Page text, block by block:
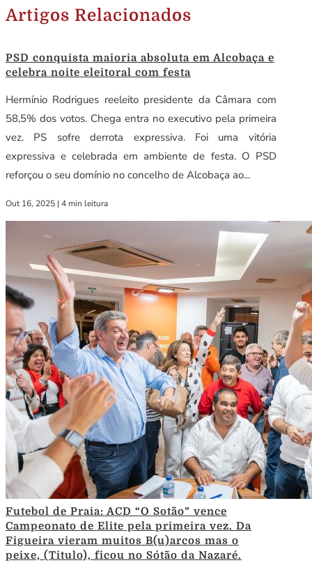
Artigos Relacionados
PSD conquista maioria absoluta em Alcobaça e
celebra noite eleitoral com festa
Hermínio Rodrigues reeleito presidente da Câmara com
58,5% dos votos. Chega entra no executivo pela primeira
vez. PS sofre derrota expressiva. Foi uma vitória
expressiva e celebrada em ambiente de festa. O PSD
reforçou o seu domínio no concelho de Alcobaça ao...
Out 16, 2025 | 4 min leitura
Futebol de Praia: ACD “O Sotão” vence
Campeonato de Elite pela primeira vez. Da
Figueira vieram muitos B(u)arcos mas o
peixe, (Titulo), ficou no Sótão da Nazaré.